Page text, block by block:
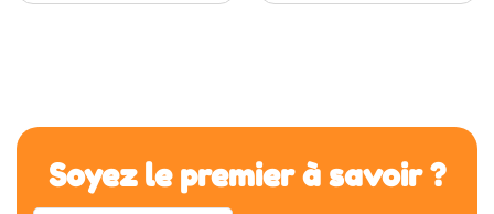
Soyez le premier à savoir ?